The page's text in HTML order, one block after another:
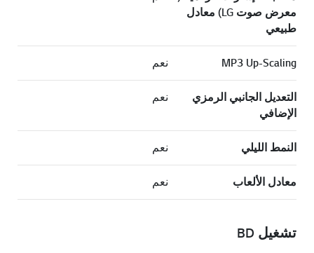
معرض صوت LG) معادل
طبيعي
MP3 Up-Scaling نعم
التعديل الجانبي الرمزي
الإضافي
نعم
النمط الليلي نعم
معادل الألعاب نعم
تشغيل BD